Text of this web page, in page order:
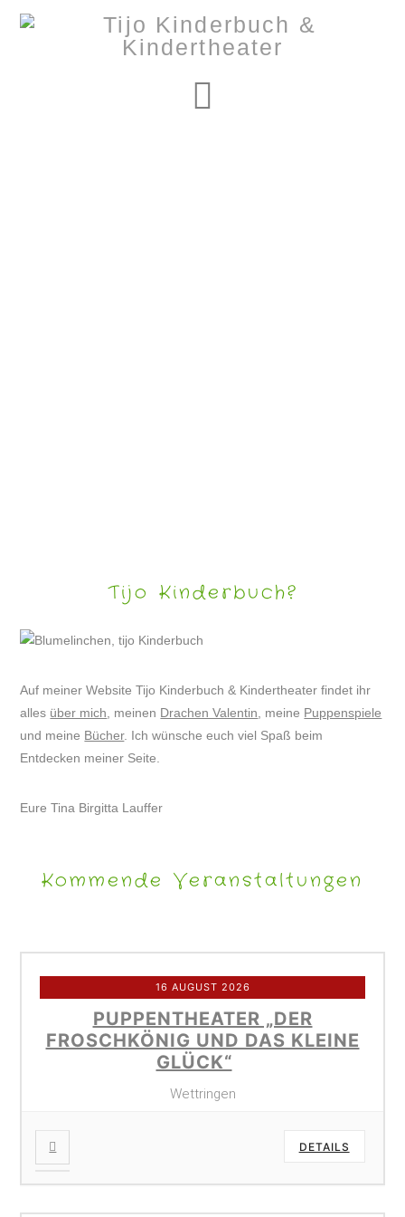
Tijo Kinderbuch?
Auf meiner Website Tijo Kinderbuch & Kindertheater findet ihr
alles über mich , meinen Drachen Valentin , meine Puppenspiele
und meine Bücher. Ich wünsche euch viel Spaß beim
Entdecken meiner Seite.
Eure Tina Birgitta Lauffer
Kommende Veranstaltungen
16 AUGUST 2026
PUPPENTHEATER „DER
FROSCHKÖNIG UND DAS KLEINE
GLÜCK“
Wettringen
DETAILS